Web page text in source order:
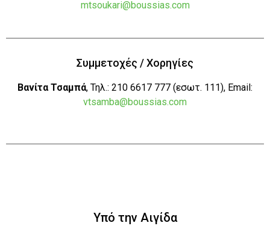
mtsoukari@boussias.com
Συμμετοχές / Χορηγίες
Βανίτα Τσαμπά, Τηλ.: 210 6617 777 (εσωτ. 111), Εmail:
vtsamba@boussias.com
Υπό την Αιγίδα